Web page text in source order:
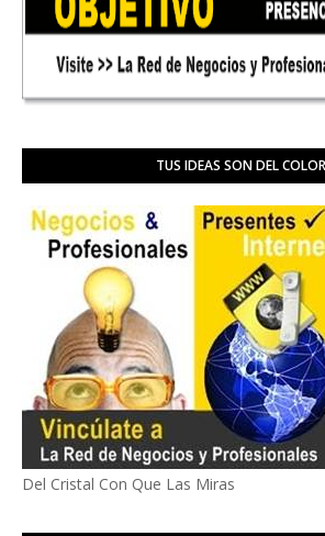
TUS IDEAS SON DEL
Del Cristal Con Que Las Miras